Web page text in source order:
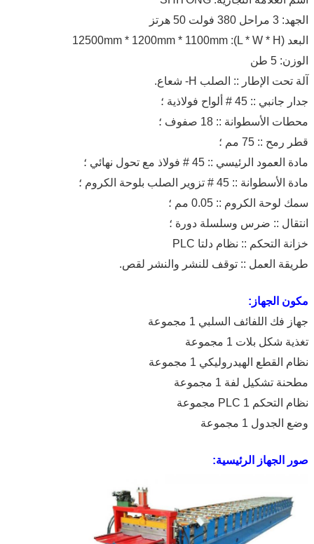
الجهد: 3 مراحل 380 فولت 50 هرتز
البعد (L * W * H): 12500mm * 1200mm * 1100mm
الوزن: 5 طن
آلة تحت الإطار :: الصلب H- شعاع.
جدار جانبي :: 45 # ألواح فولاذية ؛
محطات الأسطوانة :: 18 صفوف ؛
قطر رمح :: 75 مم ؛
مادة العمود الرئيسي :: 45 # فولاذ مع تحول نهائي ؛
مادة الأسطوانة :: 45 # تزوير الصلب بلوحة الكروم ؛
سمك لوحة الكروم :: 0.05 مم ؛
انتقال :: ضرس وسلسلة دورة ؛
خزانة التحكم :: نظام دلتا PLC
طريقة العمل :: توقف للنشر والنشر لقص.
مكون الجهاز:
جهاز فك اللفائف السلبي 1 مجموعة
تغذية شكل بلات 1 مجموعة
نظام القطع الهيدروليكي 1 مجموعة
مطحنة تشكيل لفة 1 مجموعة
نظام التحكم PLC 1 مجموعة
وضع الجدول 1 مجموعة
صور الجهاز الرئيسية: